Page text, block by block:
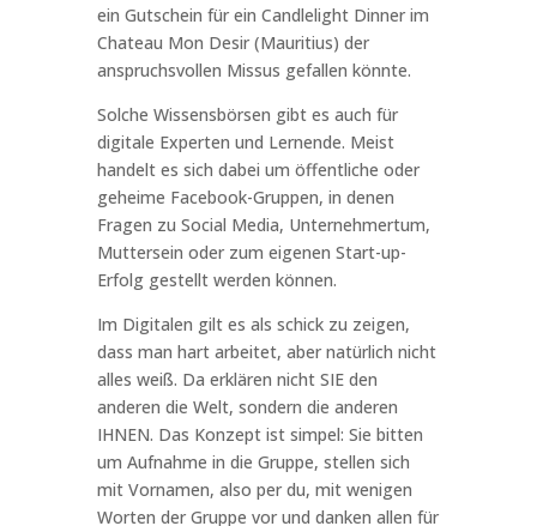
ein Gutschein für ein Candlelight Dinner im
Chateau Mon Desir (Mauritius) der
anspruchsvollen Missus gefallen könnte.
Solche Wissensbörsen gibt es auch für
digitale Experten und Lernende. Meist
handelt es sich dabei um öffentliche oder
geheime Facebook-Gruppen, in denen
Fragen zu Social Media, Unternehmertum,
Muttersein oder zum eigenen Start-up-
Erfolg gestellt werden können.
Im Digitalen gilt es als schick zu zeigen,
dass man hart arbeitet, aber natürlich nicht
alles weiß. Da erklären nicht SIE den
anderen die Welt, sondern die anderen
IHNEN. Das Konzept ist simpel: Sie bitten
um Aufnahme in die Gruppe, stellen sich
mit Vornamen, also per du, mit wenigen
Worten der Gruppe vor und danken allen für